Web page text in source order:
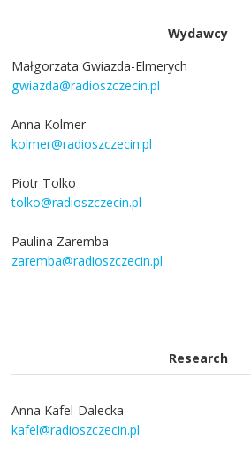
Wydawcy
Małgorzata Gwiazda-Elmerych
gwiazda@radioszczecin.pl
Anna Kolmer
kolmer@radioszczecin.pl
Piotr Tolko
tolko@radioszczecin.pl
Paulina Zaremba
zaremba@radioszczecin.pl
Research
Anna Kafel-Dalecka
kafel@radioszczecin.pl